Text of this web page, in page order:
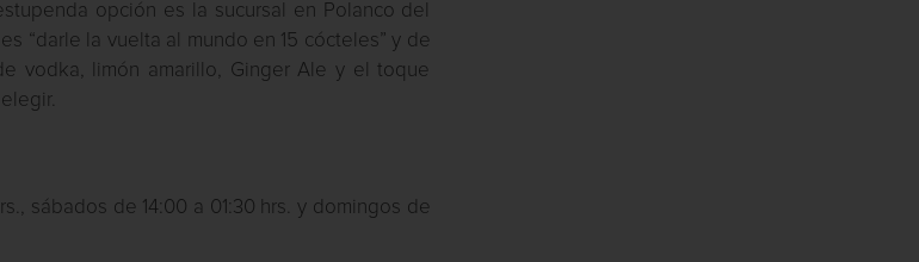
opción es la sucursal en Polanco del
“darle la vuelta al mundo en 15 cócteles” y de
vodka, limón amarillo, Ginger Ale y el toque
sábados de 14:00 a 01:30 hrs. y domingos de